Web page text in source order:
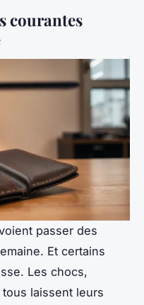
courantes
passer des
Et certains
Les chocs,
tous laissent leurs